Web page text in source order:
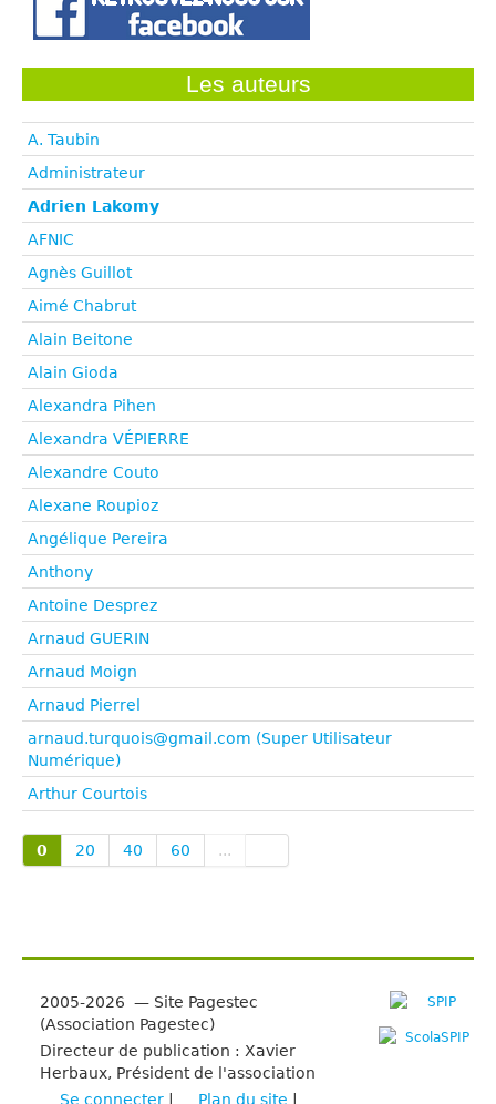
Les auteurs
A. Taubin
Administrateur
Adrien Lakomy
AFNIC
Agnès Guillot
Aimé Chabrut
Alain Beitone
Alain Gioda
Alexandra Pihen
Alexandra VÉPIERRE
Alexandre Couto
Alexane Roupioz
Angélique Pereira
Anthony
Antoine Desprez
Arnaud GUERIN
Arnaud Moign
Arnaud Pierrel
arnaud.turquois@gmail.com (Super Utilisateur
Numérique)
Arthur Courtois
0 20 40 60 ...
2005-2026 — Site Pagestec
(Association Pagestec)
Directeur de publication : Xavier
Herbaux, Président de l'association
Se connecter
Plan du site